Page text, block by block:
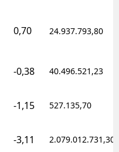
0,70 24.937.793,80
-0,38 40.496.521,23
-1,15 527.135,70
-3,11 2.079.012.731,30